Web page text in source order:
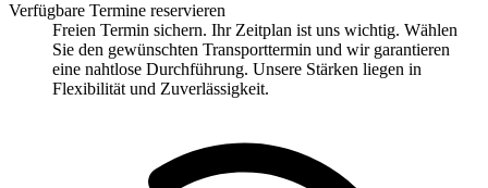
Verfügbare Termine reservieren
Freien Termin sichern. Ihr Zeitplan ist uns wichtig. Wählen
Sie den gewünschten Transporttermin und wir garantieren
eine nahtlose Durchführung. Unsere Stärken liegen in
Flexibilität und Zuverlässigkeit.